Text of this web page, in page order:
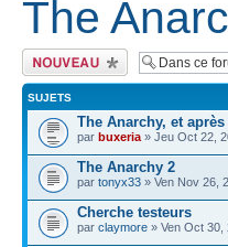
The
Écrire un nouveau
sujet
SUJETS
The Anarchy, et après
par buxeria » Jeu Oct 22,
The Anarchy 2
par tonyx33 » Ven Nov 26,
Cherche testeurs
par claymore » Ven Oct 30,